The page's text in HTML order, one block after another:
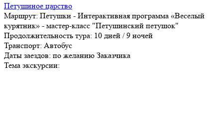
Петушиное царство
Маршрут: Петушки - Интерактивная программа «Веселый
курятник» - мастер-класс "Петушинский петушок"
Продолжительность тура: 10 дней / 9 ночей
Транспорт: Автобус
Даты заездов: по желанию Заказчика
Тема экскурсии: